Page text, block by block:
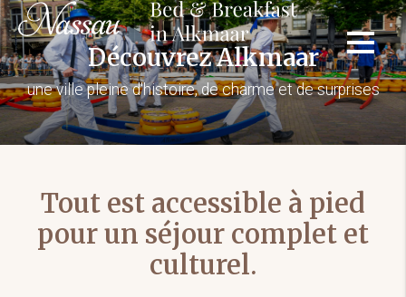
Découvrez Alkmaar
une ville pleine d'histoire, de charme et de surprises
Tout est accessible à pied
pour un séjour complet et
culturel.